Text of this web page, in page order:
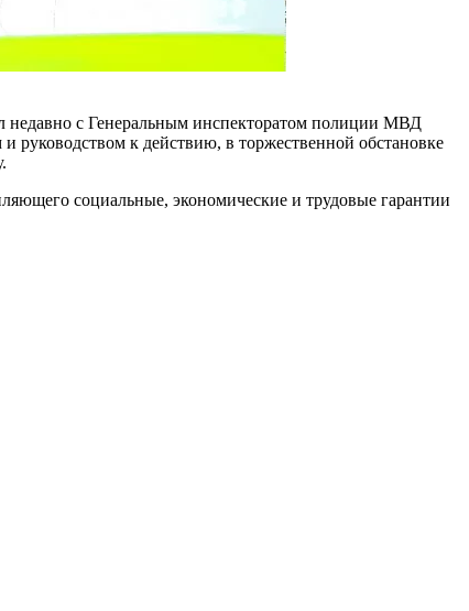
недавно с Генеральным инспекторатом полиции МВД
руководством к действию, в торжественной об­становке
социальные, экономические и трудовые гаран­тии